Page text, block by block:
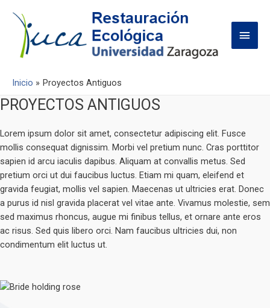
Inicio Proyectos Antiguos
PROYECTOS ANTIGUOS
Lorem ipsum dolor sit amet, consectetur adipiscing elit. Fusce
mollis consequat dignissim. Morbi vel pretium nunc. Cras porttitor
sapien id arcu iaculis dapibus. Aliquam at convallis metus. Sed
pretium orci ut dui faucibus luctus. Etiam mi quam, eleifend et
gravida feugiat, mollis vel sapien. Maecenas ut ultricies erat. Donec
a purus id nisl gravida placerat vel vitae ante. Vivamus molestie, sem
sed maximus rhoncus, augue mi finibus tellus, et ornare ante eros
ac risus. Sed quis libero orci. Nam faucibus ultricies dui, non
condimentum elit luctus ut.